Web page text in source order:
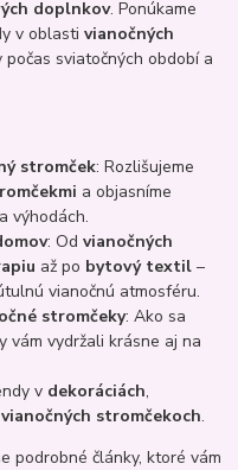
doplnkov. Ponúkame
v oblastivianočných
sviatočných období a
stromček: Rozlišujeme
a objasníme
výhodách.
: Odvianočných
až po bytový textil –
vianočnú atmosféru.
stromčeky: Ako sa
vám vydržali krásne aj na
v dekoráciách,
vianočných stromčekoch.
podrobné články, ktoré vám